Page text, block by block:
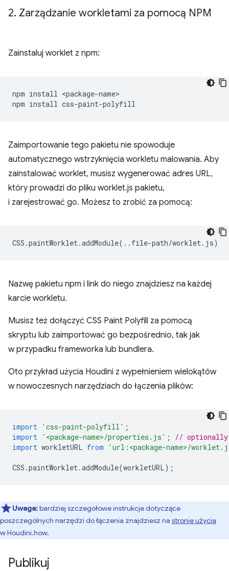
2. Zarządzanie workletami za pomocą NPM
Zainstaluj worklet z npm:
npm install <package-name>
npm install
Zaimportowanie tego pakietu nie spowoduje
automatycznego wstrzyknięcia workletu malowania. Aby
zainstalować worklet, musisz wygenerować adres URL,
który prowadzi do pliku worklet.js pakietu,
i zarejestrować go. Możesz to zrobić za pomocą:
CSS .paintWorklet.addModule(.. file-path/worklet. js)
Nazwę pakietu npm i link do niego znajdziesz na każdej
karcie workletu.
Musisz też dołączyć CSS Paint Polyfill za pomocą
skryptu lub zaimportować go bezpośrednio, tak jak
w przypadku frameworka lub bundlera.
Oto przykład użycia Houdini z wypełnieniem wielokątów
w nowoczesnych narzędziach do łączenia plików:
import 'css-paint-polyfill' ;
import '<package-name>/properties.js' ;
//
import workletURL from 'url:<package-name>/
CSS .paintWorklet.addModule(workletURL);
Uwaga:bardziej szczegółowe instrukcje dotyczące
poszczególnych narzędzi do łączenia znajdziesz na stronie użycia
w Houdini.how.
Publikuj